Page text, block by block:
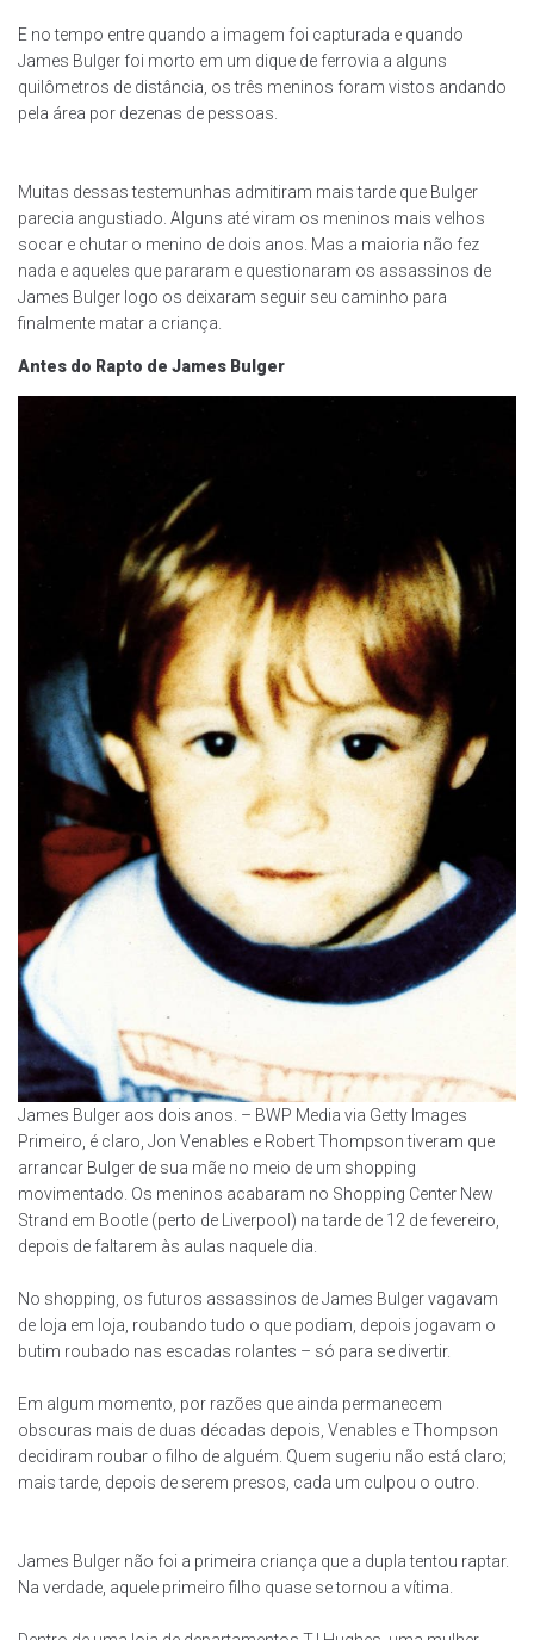
E no tempo entre quando a imagem foi capturada e quando
James Bulger foi morto em um dique de ferrovia a alguns
quilômetros de distância, os três meninos foram vistos andando
pela área por dezenas de pessoas.
Muitas dessas testemunhas admitiram mais tarde que Bulger
parecia angustiado. Alguns até viram os meninos mais velhos
socar e chutar o menino de dois anos. Mas a maioria não fez
nada e aqueles que pararam e questionaram os assassinos de
James Bulger logo os deixaram seguir seu caminho para
finalmente matar a criança.
Antes do Rapto de James Bulger
James Bulger aos dois anos. – BWP Media via Getty Images
Primeiro, é claro, Jon Venables e Robert Thompson tiveram que
arrancar Bulger de sua mãe no meio de um shopping
movimentado. Os meninos acabaram no Shopping Center New
Strand em Bootle (perto de Liverpool) na tarde de 12 de fevereiro,
depois de faltarem às aulas naquele dia.
No shopping, os futuros assassinos de James Bulger vagavam
de loja em loja, roubando tudo o que podiam, depois jogavam o
butim roubado nas escadas rolantes – só para se divertir.
Em algum momento, por razões que ainda permanecem
obscuras mais de duas décadas depois, Venables e Thompson
decidiram roubar o filho de alguém. Quem sugeriu não está claro;
mais tarde, depois de serem presos, cada um culpou o outro.
James Bulger não foi a primeira criança que a dupla tentou raptar.
Na verdade, aquele primeiro filho quase se tornou a vítima.